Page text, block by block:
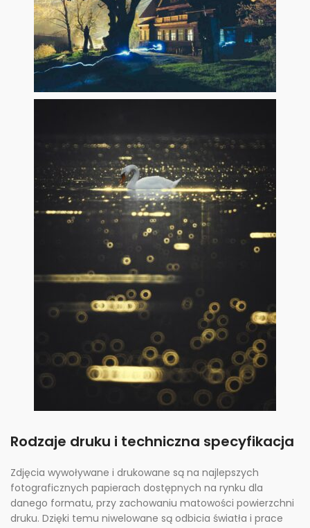
Rodzaje druku i techniczna specyfikacja
Zdjęcia wywoływane i drukowane są na najlepszych
fotograficznych papierach dostępnych na rynku dla
danego formatu, przy zachowaniu matowości powierzchni
druku. Dzięki temu niwelowane są odbicia światła i prace